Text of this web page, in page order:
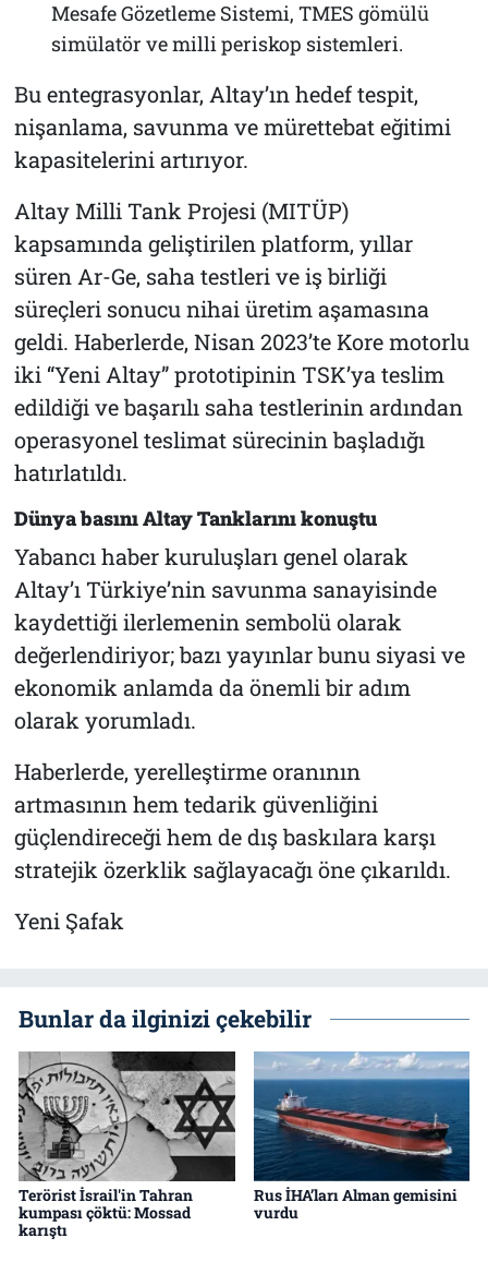
Mesafe Gözetleme Sistemi, TMES gömülü
simülatör ve milli periskop sistemleri.
Bu entegrasyonlar, Altay’ın hedef tespit,
nişanlama, savunma ve mürettebat eğitimi
kapasitelerini artırıyor.
Altay Milli Tank Projesi (MITÜP)
kapsamında geliştirilen platform, yıllar
süren Ar-Ge, saha testleri ve iş birliği
süreçleri sonucu nihai üretim aşamasına
geldi. Haberlerde, Nisan 2023’te Kore motorlu
iki “Yeni Altay” prototipinin TSK’ya teslim
edildiği ve başarılı saha testlerinin ardından
operasyonel teslimat sürecinin başladığı
hatırlatıldı.
Dünya basını Altay Tanklarını konuştu
Yabancı haber kuruluşları genel olarak
Altay’ı Türkiye’nin savunma sanayisinde
kaydettiği ilerlemenin sembolü olarak
değerlendiriyor; bazı yayınlar bunu siyasi ve
ekonomik anlamda da önemli bir adım
olarak yorumladı.
Haberlerde, yerelleştirme oranının
artmasının hem tedarik güvenliğini
güçlendireceği hem de dış baskılara karşı
stratejik özerklik sağlayacağı öne çıkarıldı.
Yeni Şafak
Bunlar da ilginizi çekebilir
Terörist İsrail'in Tahran
kumpası çöktü: Mossad
karıştı
Rus İHA’ları Alman gemisini
vurdu